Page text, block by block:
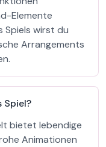
Elemente
Spiels wirst du
Arrangements
Spiel?
bietet lebendige
Animationen